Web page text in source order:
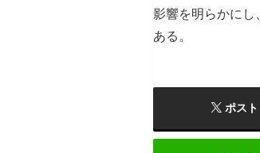
影響を明らかにし
ある。
ポスト